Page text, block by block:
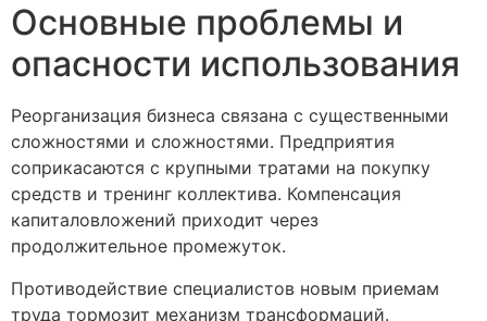
Основные проблемы и
опасности использования
Реорганизация бизнеса связана с существенными
сложностями и сложностями. Предприятия
соприкасаются с крупными тратами на покупку
средств и тренинг коллектива. Компенсация
капиталовложений приходит через
продолжительное промежуток.
Противодействие специалистов новым приемам
труда тормозит механизм трансформаций.